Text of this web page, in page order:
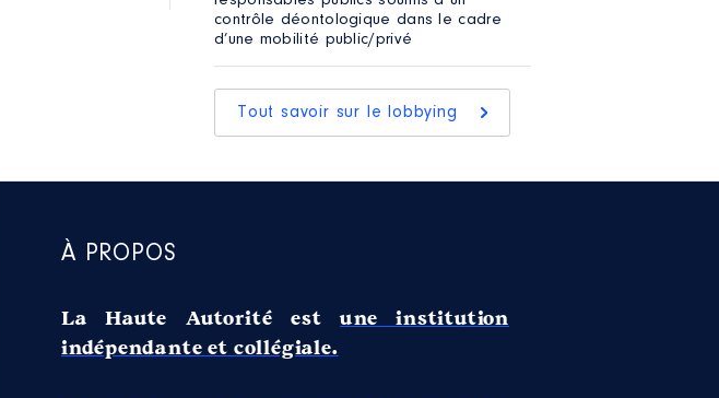
contrôle déontologique dans le cadre
d’une mobilité public/privé
Tout savoir sur le lobbying
À PROPOS
La Haute Autorité estune institution
indépendante et collégiale.